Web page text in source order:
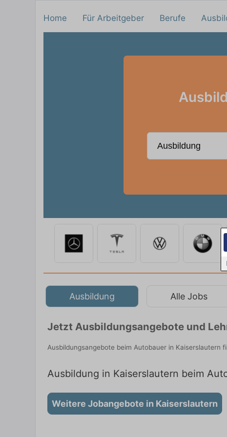
Home Für Arbeitgeber Berufe
Ausbildung Alle Jobs
Jetzt Ausbildungsangebote und
Ausbildungsangebote beim Autobauer in
Ausbildung in Kaiserslautern beim
Weitere Jobangebote in Kaiserslautern